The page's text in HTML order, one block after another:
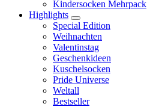
Kindersocken Mehrpack
Highlights
Special Edition
Weihnachten
Valentinstag
Geschenkideen
Kuschelsocken
Pride Universe
Weltall
Bestseller